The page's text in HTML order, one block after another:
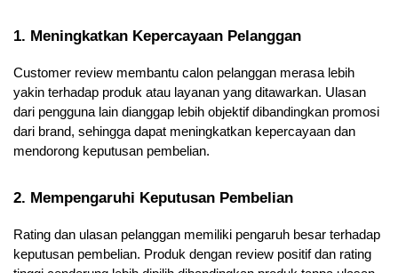
1. Meningkatkan Kepercayaan Pelanggan
Customer review membantu calon pelanggan merasa lebih
yakin terhadap produk atau layanan yang ditawarkan. Ulasan
dari pengguna lain dianggap lebih objektif dibandingkan promosi
dari brand, sehingga dapat meningkatkan kepercayaan dan
mendorong keputusan pembelian.
2. Mempengaruhi Keputusan Pembelian
Rating dan ulasan pelanggan memiliki pengaruh besar terhadap
keputusan pembelian. Produk dengan review positif dan rating